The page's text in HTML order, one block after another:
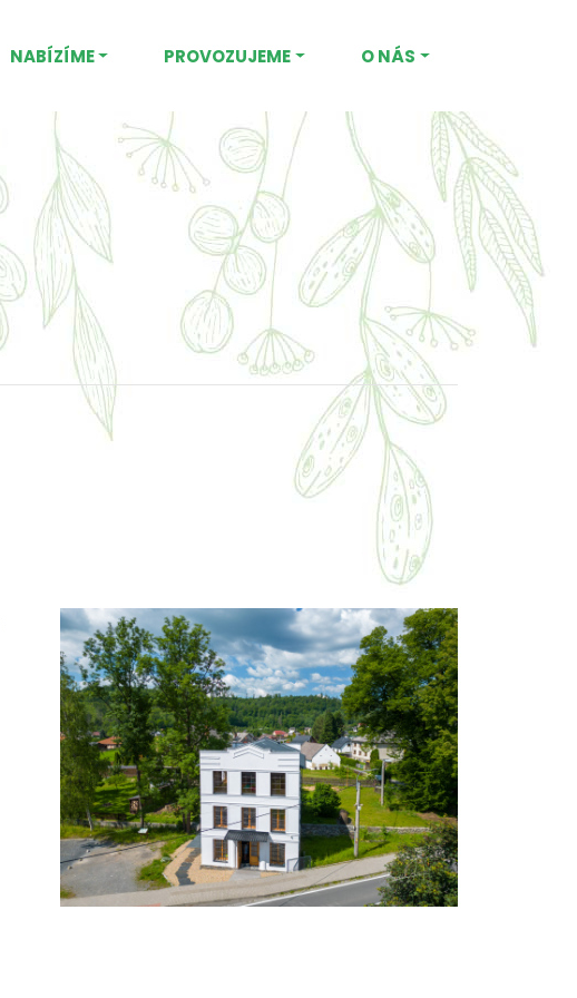
NABÍZÍME PROVOZUJEME O NÁS